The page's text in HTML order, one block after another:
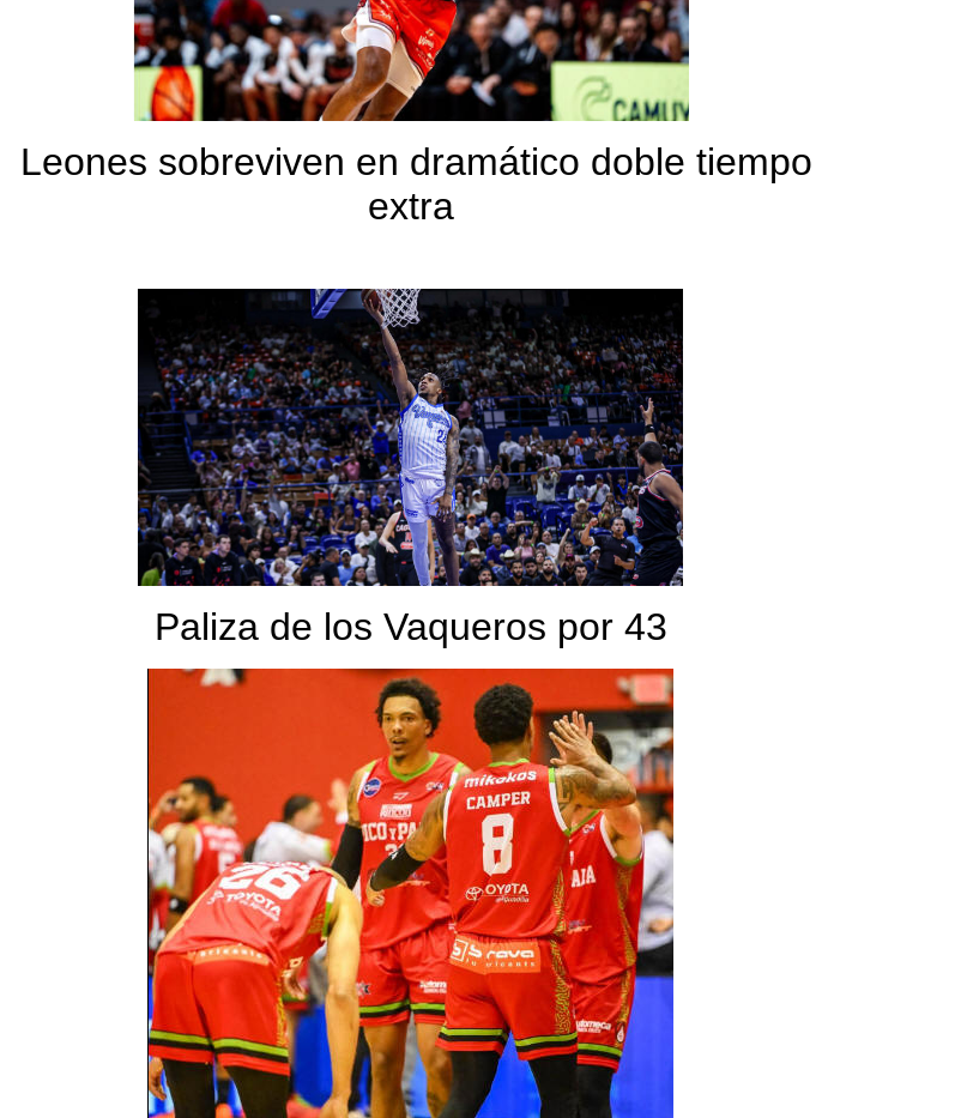
Leones sobreviven en dramático doble tiempo
extra
Paliza de los Vaqueros por 43